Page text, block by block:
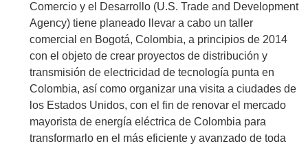
Comercio y el Desarrollo (U.S. Trade and Development
Agency) tiene planeado llevar a cabo un taller
comercial en Bogotá, Colombia, a principios de 2014
con el objeto de crear proyectos de distribución y
transmisión de electricidad de tecnología punta en
Colombia, así como organizar una visita a ciudades de
los Estados Unidos, con el fin de renovar el mercado
mayorista de energía eléctrica de Colombia para
transformarlo en el más eficiente y avanzado de toda